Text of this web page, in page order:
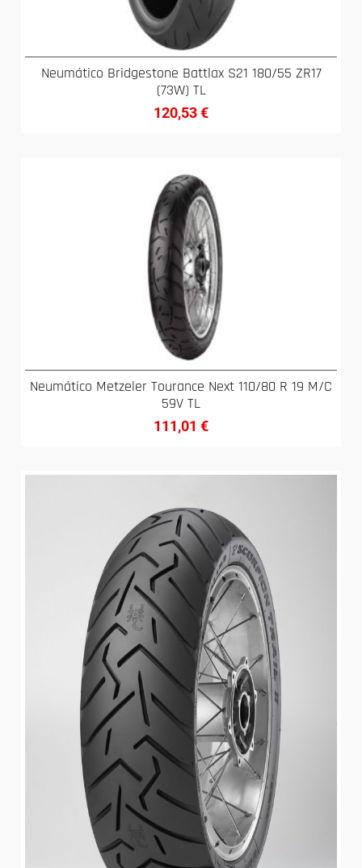
Neumático Bridgestone Battlax S21 180/55 ZR17
(73W) TL
120,53€
Neumático Metzeler Tourance Next 110/80 R 19 M/C
59V TL
111,01 €